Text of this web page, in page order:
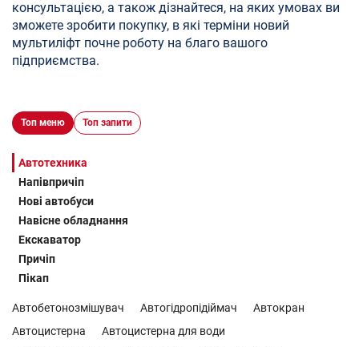
консультацією, а також дізнайтеся, на яких умовах ви
зможете зробити покупку, в які терміни новий
мультиліфт почне роботу на благо вашого
підприємства.
Топ меню Топ запити
Автотехника
Напівпричіп
Нові автобуси
Навісне обладнання
Екскаватор
Причіп
Пікап
Автобетонозмішувач Автогідропідіймач
Автокран
Автоцистерна
Автоцистерна для води